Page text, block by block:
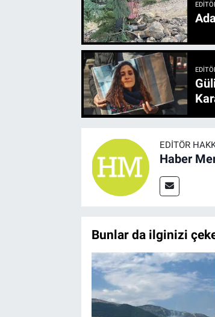
EDITÖR
Haber
Bunlar da ilginizi